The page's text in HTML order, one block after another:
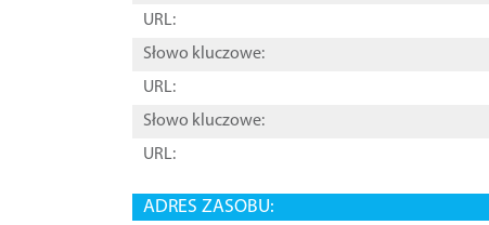
URL:
Słowo kluczowe:
URL:
Słowo kluczowe:
URL:
ADRES ZASOBU: